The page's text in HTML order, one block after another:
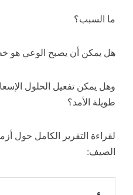
ما السبب؟
هل يمكن أن يصبح الوعي هو خط
وهل يمكن تفعيل الحلول
طويلة الأمد؟
لقراءة التقرير الكامل حول
الصيف: